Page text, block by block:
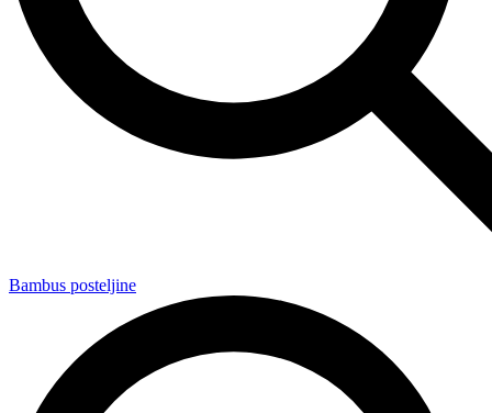
Bambus posteljine